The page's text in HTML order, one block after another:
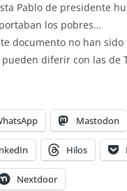
Pablo de presidente
los pobres…
documento no han
diferir con las de
Mastodon
Hilos
Nextdoor